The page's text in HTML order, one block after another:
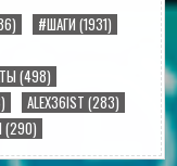
#ШАГИ (1931)
(498)
ALEX36IST (283)
(290)